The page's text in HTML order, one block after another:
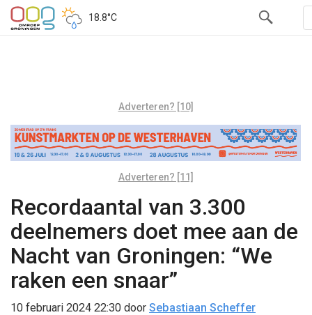
18.8°C
Adverteren? [10]
Adverteren? [11]
Recordaantal van 3.300
deelnemers doet mee aan de
Nacht van Groningen: “We
raken een snaar”
10 februari 2024 22:30 door Sebastiaan Scheffer